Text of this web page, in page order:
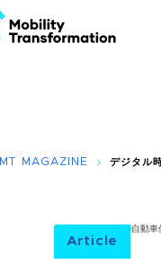
MT MAGAZINE デジタル
Article